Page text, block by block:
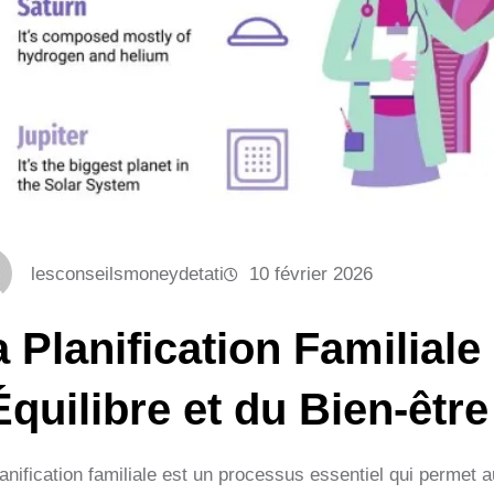
lesconseilsmoneydetati 10 février 2026
Planification
et du Bien-être
familiale est un processus essentiel qui permet